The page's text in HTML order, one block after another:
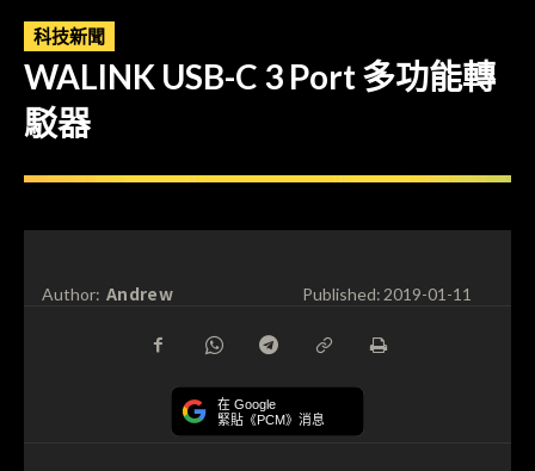
科技新聞
WALINK USB-C 3 Port 多功能轉
駁器
Author: Andrew Published:2019-01-11
在 Google
緊貼《PCM》消息